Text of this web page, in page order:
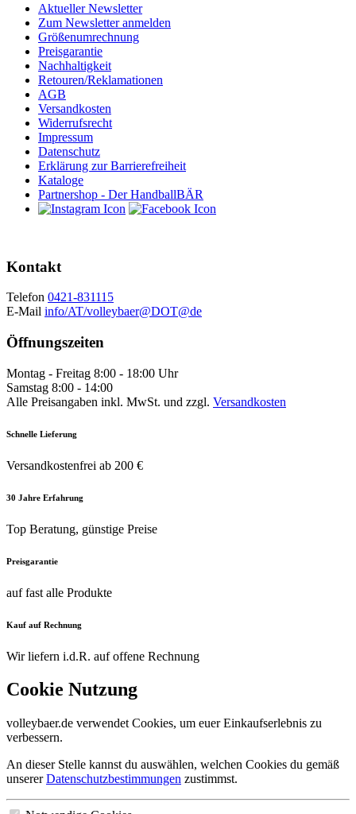
Aktueller Newsletter
Zum Newsletter anmelden
Größenumrechnung
Preisgarantie
Nachhaltigkeit
Retouren/Reklamationen
AGB
Versandkosten
Widerrufsrecht
Impressum
Datenschutz
Erklärung zur Barrierefreiheit
Kataloge
Partnershop - Der HandballBÄR
Kontakt
Telefon 0421-831115
E-Mail info/AT/volleybaer@DOT@de
Öffnungszeiten
Montag - Freitag 8:00 - 18:00 Uhr
Samstag 8:00 - 14:00
Alle Preisangaben inkl. MwSt. und zzgl. Versandkosten
Schnelle Lieferung
Versandkostenfrei ab 200 €
30 Jahre Erfahrung
Top Beratung, günstige Preise
Preisgarantie
auf fast alle Produkte
Kauf auf Rechnung
Wir liefern i.d.R. auf offene Rechnung
Cookie Nutzung
volleybaer.de verwendet Cookies, um euer Einkaufserlebnis zu
verbessern.
An dieser Stelle kannst du auswählen, welchen Cookies du gemäß
unsererDatenschutzbestimmungen zustimmst.